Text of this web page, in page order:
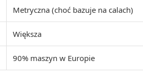
Metryczna (choć bazuje na calach)
Większa
90% maszyn w Europie